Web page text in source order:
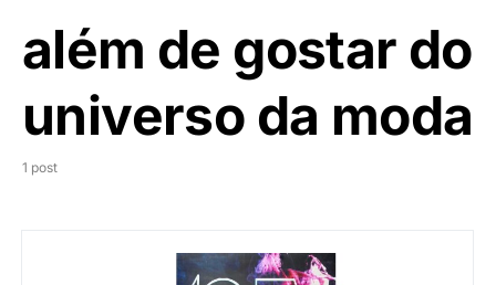
além de gostar do
universo da moda
1 post